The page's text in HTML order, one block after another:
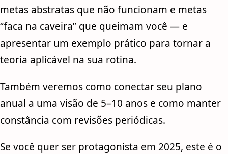
metas abstratas que não funcionam e metas
“faca na caveira” que queimam você — e
apresentar um exemplo prático para tornar a
teoria aplicável na sua rotina.
Também veremos como conectar seu plano
anual a uma visão de 5–10 anos e como manter
constância com revisões periódicas.
Se você quer ser protagonista em 2025, este é o